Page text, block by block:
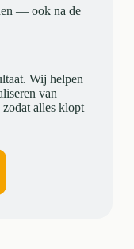
— ook na de
Wij helpen
van
alles klopt